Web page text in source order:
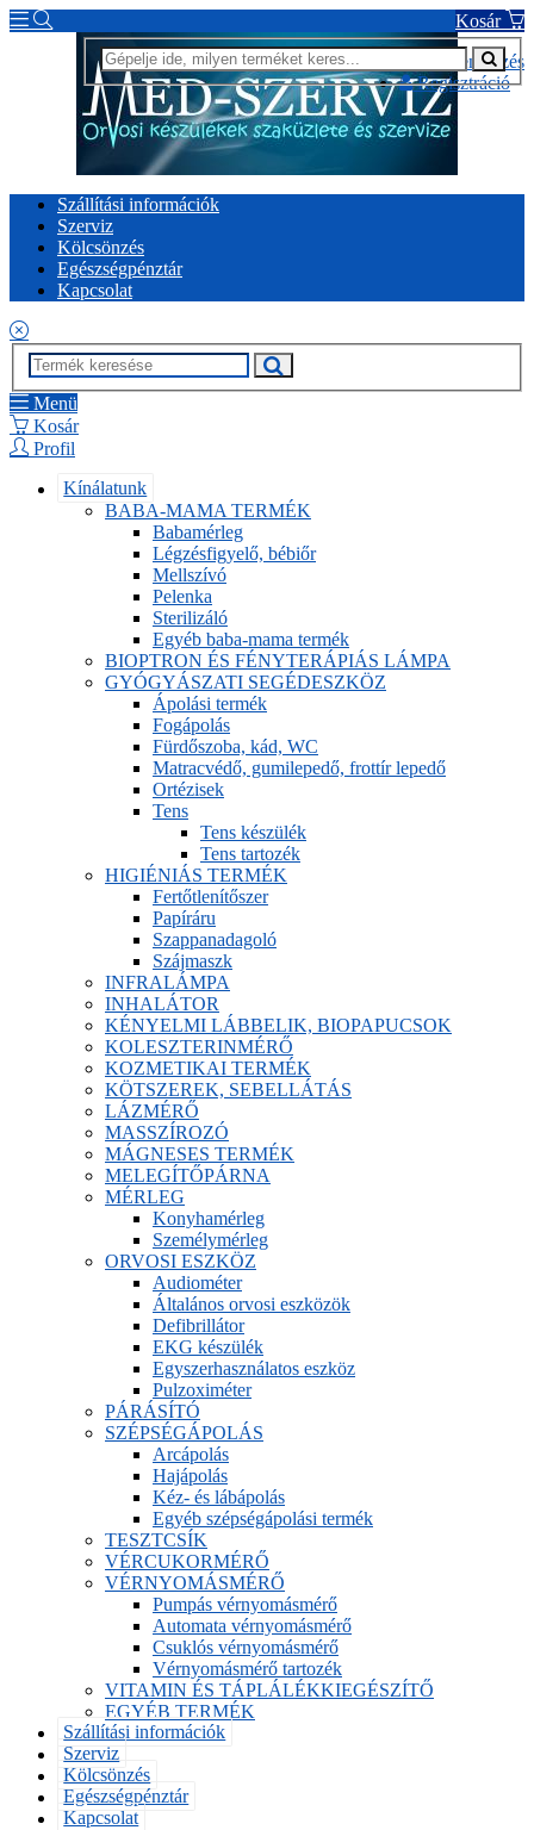
Kosár
Bejelentkezés
Regisztráció
Szállítási információk
Szerviz
Kölcsönzés
Egészségpénztár
Kapcsolat
Menü
Kosár
Profil
Kínálatunk
BABA-MAMA TERMÉK
Babamérleg
Légzésfigyelő, bébiőr
Mellszívó
Pelenka
Sterilizáló
Egyéb baba-mama termék
BIOPTRON ÉS FÉNYTERÁPIÁS LÁMPA
GYÓGYÁSZATI SEGÉDESZKÖZ
Ápolási termék
Fogápolás
Fürdőszoba, kád, WC
Matracvédő, gumilepedő, frottír lepedő
Ortézisek
Tens
Tens készülék
Tens tartozék
HIGIÉNIÁS TERMÉK
Fertőtlenítőszer
Papíráru
Szappanadagoló
Szájmaszk
INFRALÁMPA
INHALÁTOR
KÉNYELMI LÁBBELIK, BIOPAPUCSOK
KOLESZTERINMÉRŐ
KOZMETIKAI TERMÉK
KÖTSZEREK, SEBELLÁTÁS
LÁZMÉRŐ
MASSZÍROZÓ
MÁGNESES TERMÉK
MELEGÍTŐPÁRNA
MÉRLEG
Konyhamérleg
Személymérleg
ORVOSI ESZKÖZ
Audiométer
Általános orvosi eszközök
Defibrillátor
EKG készülék
Egyszerhasználatos eszköz
Pulzoximéter
PÁRÁSÍTÓ
SZÉPSÉGÁPOLÁS
Arcápolás
Hajápolás
Kéz- és lábápolás
Egyéb szépségápolási termék
TESZTCSÍK
VÉRCUKORMÉRŐ
VÉRNYOMÁSMÉRŐ
Pumpás vérnyomásmérő
Automata vérnyomásmérő
Csuklós vérnyomásmérő
Vérnyomásmérő tartozék
VITAMIN ÉS TÁPLÁLÉKKIEGÉSZÍTŐ
EGYÉB TERMÉK
Szállítási információk
Szerviz
Kölcsönzés
Egészségpénztár
Kapcsolat